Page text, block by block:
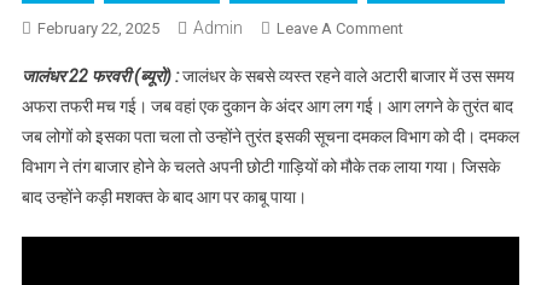
February 22, 2025 Admin Leave A CommentOn जालंधर : सबसे
में लगी आग, देखें
वीडियो
जालंधर 22 फरवरी (ब्यूरो) :जालंधर के सबसे व्यस्त रहने वाले अटारी बाजार में उस समय
अफरा तफरी मच गई। जब वहां एक दुकान के अंदर आग लग गई। आग लगने के तुरंत बाद
जब लोगों को इसका पता चला तो उन्होंने तुरंत इसकी सूचना दमकल विभाग को दी। दमकल
विभाग ने तंग बाजार होने के चलते अपनी छोटी गाड़ियों को मौके तक लाया गया। जिसके
बाद उन्होंने कड़ी मशक्त के बाद आग पर काबू पाया।